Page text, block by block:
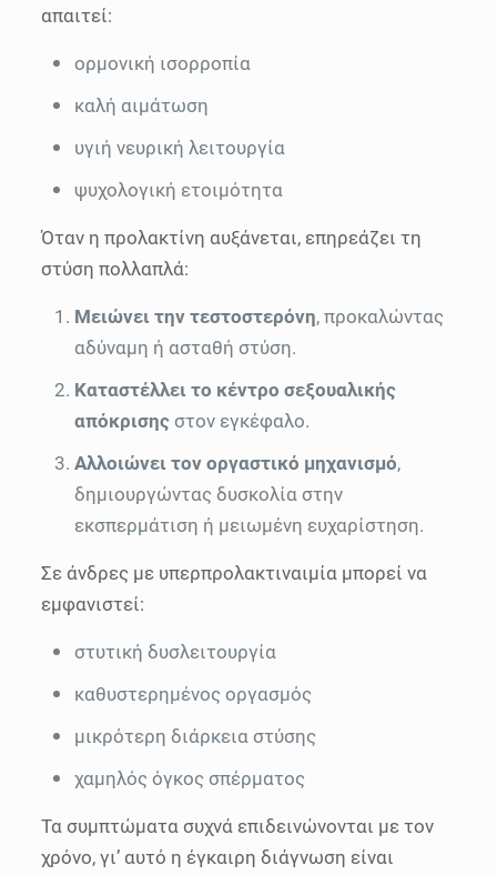
απαιτεί:
ορμονική ισορροπία
καλή αιμάτωση
υγιή νευρική λειτουργία
ψυχολογική ετοιμότητα
Όταν η προλακτίνη αυξάνεται, επηρεάζει τη
στύση πολλαπλά:
Μειώνει την τεστοστερόνη, προκαλώντας
αδύναμη ή ασταθή στύση.
Καταστέλλει το κέντρο σεξουαλικής
απόκρισηςστον εγκέφαλο.
Αλλοιώνει τον οργαστικό μηχανισμό,
δημιουργώντας δυσκολία στην
εκσπερμάτιση ή μειωμένη ευχαρίστηση.
Σε άνδρες με υπερπρολακτιναιμία μπορεί να
εμφανιστεί:
στυτική δυσλειτουργία
καθυστερημένος οργασμός
μικρότερη διάρκεια στύσης
χαμηλός όγκος σπέρματος
Τα συμπτώματα συχνά επιδεινώνονται με τον
χρόνο, γι’ αυτό η έγκαιρη διάγνωση είναι